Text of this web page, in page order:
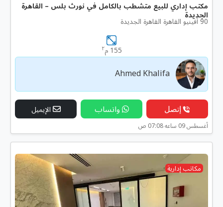
مكتب إداري للبيع متشطب بالكامل في نورث بلس – القاهرة
الجديدة
90 أفينيو القاهرة القاهرة الجديدة
155 م ٢
Ahmed Khalifa
إتصل واتساب الإيميل
أغسطس 09 ساعه 07:08 ص
مكاتب إدارية